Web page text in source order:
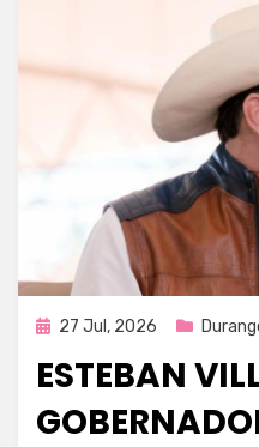
Publicada
27 Jul, 2026
ESTEBAN